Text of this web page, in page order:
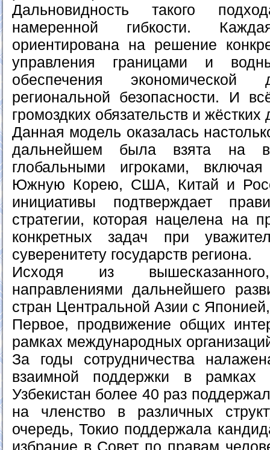
Дальновидность такого
намеренной гибкости.
ориентирована на решение
управления границами и
обеспечения экономической
региональной безопасности. И
громоздких обязательств и жёстких
Данная модель оказалась
дальнейшем была взята на
глобальными игроками,
Южную Корею, США, Китай и
инициативы подтверждает
стратегии, которая нацелена на
конкретных задач при
суверенитету государств региона.
Исходя из
направлениями дальнейшего
стран Центральной Азии с Японией,
Первое, продвижение общих
рамках международных
За годы сотрудничества
взаимной поддержки в
Узбекистан более 40 раз
на членство в различных
очередь, Токио поддержала
избрание в Совет по правам